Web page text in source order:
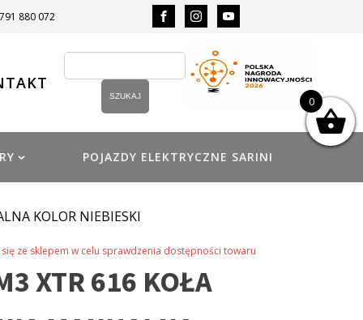
880 072
POJAZDY ELEKTRYCZNE SARINI
KOLOR NIEBIESKI
ze sklepem w celu sprawdzenia dostępności towaru
XTR 616 KOŁA
0